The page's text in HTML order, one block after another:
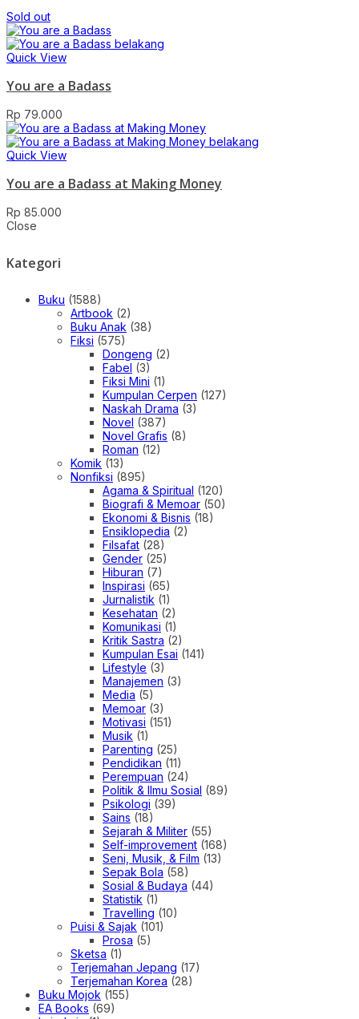
Sold out
Quick View
You are a Badass
Rp 79.000
Quick View
You are a Badass at Making Money
Rp 85.000
Close
Kategori
Buku (1588)
Artbook (2)
Buku Anak (38)
Fiksi (575)
Dongeng (2)
Fabel (3)
Fiksi Mini (1)
Kumpulan Cerpen (127)
Naskah Drama (3)
Novel (387)
Novel Grafis (8)
Roman (12)
Komik (13)
Nonfiksi (895)
Agama & Spiritual (120)
Biografi & Memoar (50)
Ekonomi & Bisnis (18)
Ensiklopedia (2)
Filsafat (28)
Gender (25)
Hiburan (7)
Inspirasi (65)
Jurnalistik (1)
Kesehatan (2)
Komunikasi (1)
Kritik Sastra (2)
Kumpulan Esai (141)
Lifestyle (3)
Manajemen (3)
Media (5)
Memoar (3)
Motivasi (151)
Musik (1)
Parenting (25)
Pendidikan (11)
Perempuan (24)
Politik & Ilmu Sosial (89)
Psikologi (39)
Sains (18)
Sejarah & Militer (55)
Self-improvement (168)
Seni, Musik, & Film (13)
Sepak Bola (58)
Sosial & Budaya (44)
Statistik (1)
Travelling (10)
Puisi & Sajak (101)
Prosa (5)
Sketsa (1)
Terjemahan Jepang (17)
Terjemahan Korea (28)
Buku Mojok (155)
EA Books (69)